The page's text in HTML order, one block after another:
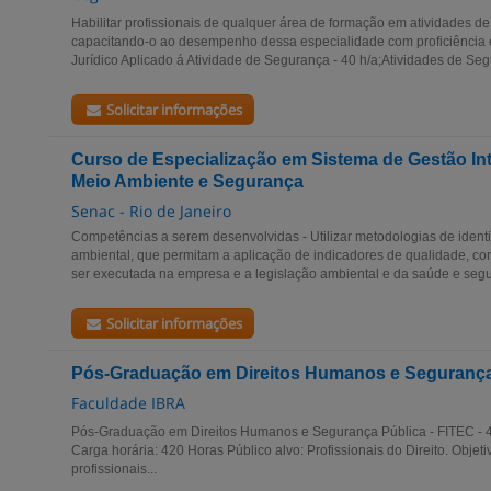
Habilitar profissionais de qualquer área de formação em atividades
capacitando-o ao desempenho dessa especialidade com proficiência
Jurídico Aplicado á Atividade de Segurança - 40 h/a;Atividades de
Solicitar informações
Curso de Especialização em Sistema de Gestão
Meio Ambiente e Segurança
Senac - Rio de Janeiro
Competências a serem desenvolvidas - Utilizar metodologias de
ambiental, que permitam a aplicação de indicadores de qualidade,
ser executada na empresa e a legislação ambiental e da saúde e
Solicitar informações
Pós-Graduação em Direitos Humanos e
Faculdade IBRA
Pós-Graduação em Direitos Humanos e Segurança Pública - FITEC -
Carga horária: 420 Horas Público alvo: Profissionais do Direito.
profissionais...